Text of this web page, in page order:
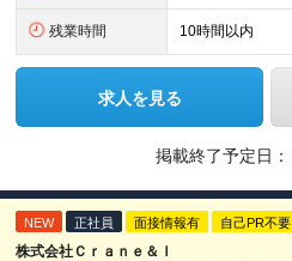
残業時間 10時間以内
求人を見る
掲載終了予定日：
NEW 正社員 面接情報有 自己PR不要
株式会社Ｃｒａｎｅ＆Ｉ